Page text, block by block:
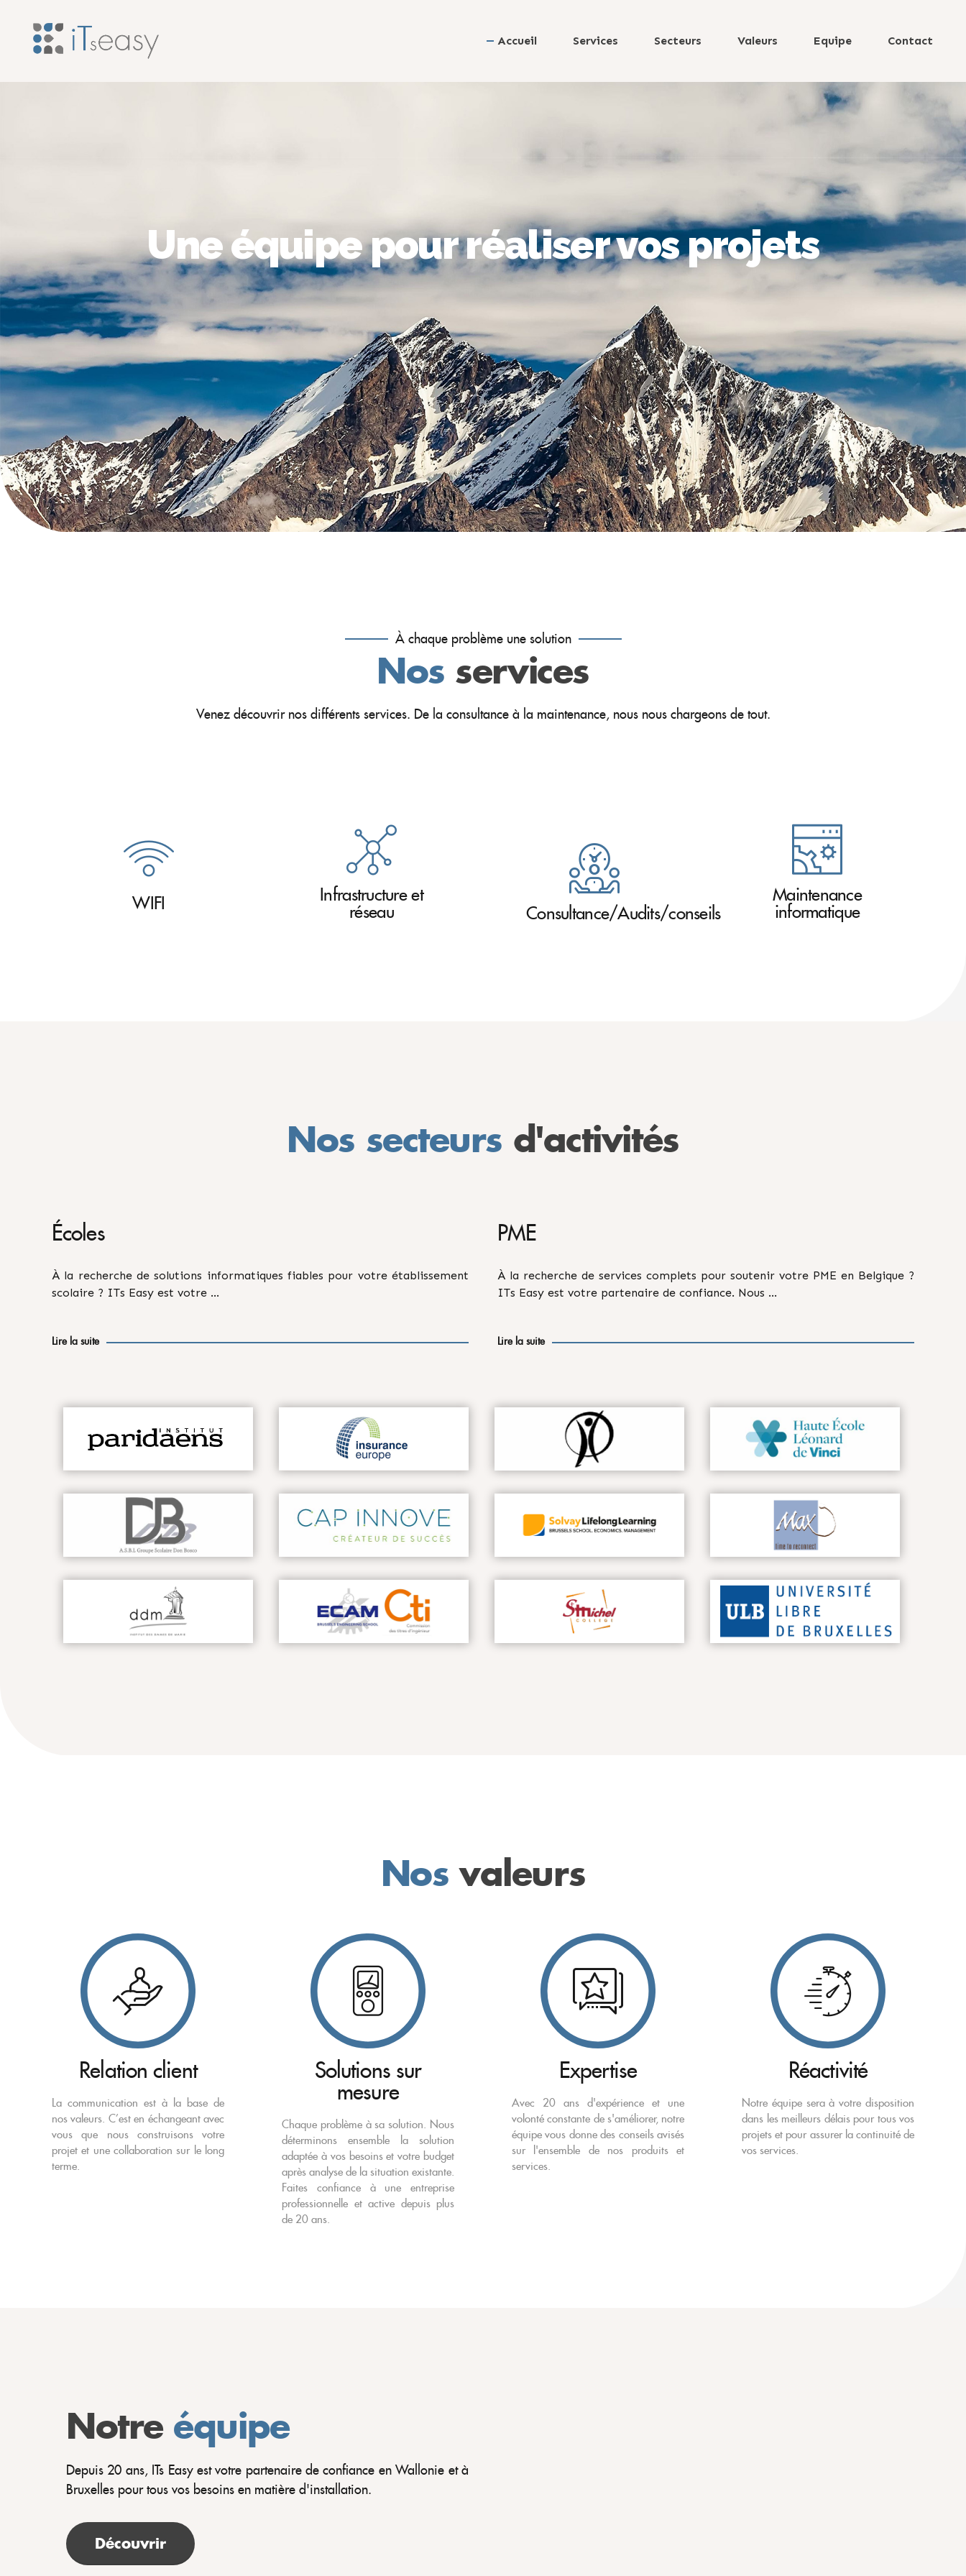
Accueil Services Secteurs Valeurs Equipe Contact
Une équipe pour réaliser vos projets
À chaque problème une solution
Nos services
Venez découvrir nos différents services. De la consultance à la maintenance, nous nous chargeons de tout.
WIFI Infrastructure et
réseau Consultance/Audits/conseils
Maintenance
informatique
Nos secteurs d'activités
Écoles
À la recherche de solutions informatiques fiables pour votre établissement
scolaire ? ITs Easy est votre …
Lire la suite
PME
À la recherche de services complets pour soutenir votre PME en Belgique ?
ITs Easy est votre partenaire de confiance. Nous …
Lire la suite
Nos valeurs
Relation client
La communication est à la base de
nos valeurs. C’est en échangeant avec
vous que nous construisons votre
projet et une collaboration sur le long
terme.
Solutions sur
mesure
Chaque problème à sa solution. Nous
déterminons ensemble la solution
adaptée à vos besoins et votre budget
après analyse de la situation existante.
Faites confiance à une entreprise
professionnelle et active depuis plus
de 20 ans.
Expertise
Avec 20 ans d'expérience et une
volonté constante de s'améliorer, notre
équipe vous donne des conseils avisés
sur l'ensemble de nos produits et
services.
Réactivité
Notre équipe sera à votre disposition
dans les meilleurs délais pour tous vos
projets et pour assurer la continuité de
vos services.
Notreéquipe
Depuis 20 ans, ITs Easy est votre partenaire de confiance en Wallonie et à
Bruxelles pour tous vos besoins en matière d'installation.
Découvrir